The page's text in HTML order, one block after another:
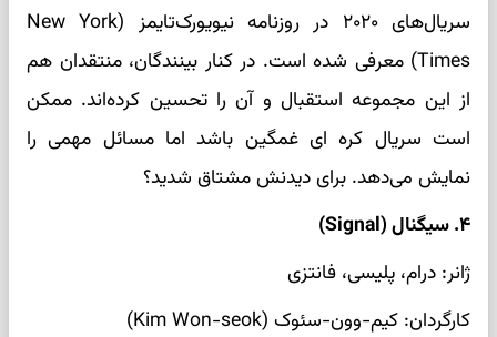
سریال‌های ۲۰۲۰ در روزنامه نیویورک‌تایمز (New York
Times) معرفی شده است. در کنار بینندگان، منتقدان هم
از این مجموعه استقبال و آن را تحسین کرده‌اند. ممکن
است سریال کره ای غمگین باشد اما مسائل مهمی را
نمایش می‌دهد. برای دیدنش مشتاق شدید؟
۴. سیگنال (Signal)
ژانر: درام، پلیسی، فانتزی
کارگردان: کیم-وون-سئوک (Kim Won-seok)